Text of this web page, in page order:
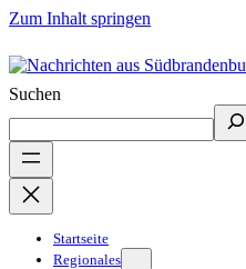
Zum Inhalt springen
Suchen
Startseite
Regionales